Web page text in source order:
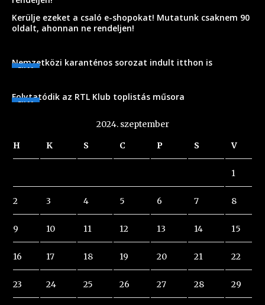
Kerülje ezeket a csaló e-shopokat! Mutatunk csaknem 90
oldalt, ahonnan ne rendeljen!
FILM
Nemzetközi karanténos sorozat indult itthon is
FILM
Folytatódik az RTL Klub toplistás műsora
2024. szeptember
H
K S C P S V
1
2 3 4 5 6 7 8
9 10 11 12 13 14 15
16 17 18 19 20 21 22
23 24 25 26 27 28 29